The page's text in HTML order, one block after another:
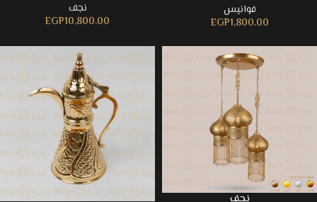
فوانيس
EGP1,800.00
نجف
EGP10,800.00
نجف